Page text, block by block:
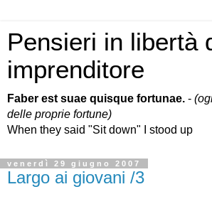
Pensieri in libertà
imprenditore
Faber est suae quisque fortunae. -
delle proprie fortune)
When they said "Sit down" I stood up
venerdì 29 giugno 2007
Largo ai giovani /3